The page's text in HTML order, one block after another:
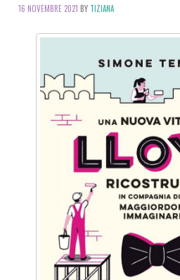
16 NOVEMBRE 2021 BY TIZIANA